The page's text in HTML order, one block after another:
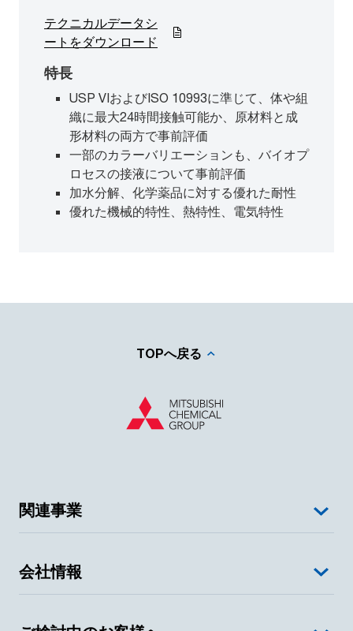
特長
USP VIおよびISO 10993に準じて、体や組
織に最大24時間接触可能か、原材料と成
形材料の両方で事前評価
一部のカラーバリエーションも、バイオプ
ロセスの接液について事前評価
加水分解、化学薬品に対する優れた耐性
優れた機械的特性、熱特性、電気特性
テクニカルデータシ
ートをダウンロード
TOPへ戻る
関連事業
会社情報